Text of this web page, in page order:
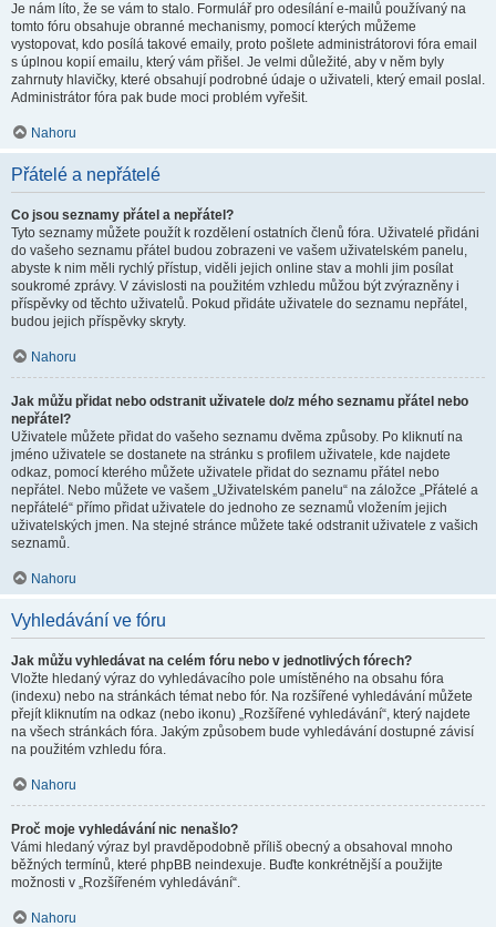
Je nám líto, že se vám to stalo. Formulář pro odesílání e-mailů používaný na
tomto fóru obsahuje obranné mechanismy, pomocí kterých můžeme
vystopovat, kdo posílá takové emaily, proto pošlete administrátorovi fóra email
s úplnou kopií emailu, který vám přišel. Je velmi důležité, aby v něm byly
zahrnuty hlavičky, které obsahují podrobné údaje o uživateli, který email poslal.
Administrátor fóra pak bude moci problém vyřešit.
Nahoru
Přátelé a nepřátelé
Co jsou seznamy přátel a nepřátel?
Tyto seznamy můžete použít k rozdělení ostatních členů fóra. Uživatelé přidáni
do vašeho seznamu přátel budou zobrazeni ve vašem uživatelském panelu,
abyste k nim měli rychlý přístup, viděli jejich online stav a mohli jim posílat
soukromé zprávy. V závislosti na použitém vzhledu můžou být zvýrazněny i
příspěvky od těchto uživatelů. Pokud přidáte uživatele do seznamu nepřátel,
budou jejich příspěvky skryty.
Nahoru
Jak můžu přidat nebo odstranit uživatele do/z mého seznamu přátel nebo
nepřátel?
Uživatele můžete přidat do vašeho seznamu dvěma způsoby. Po kliknutí na
jméno uživatele se dostanete na stránku s profilem uživatele, kde najdete
odkaz, pomocí kterého můžete uživatele přidat do seznamu přátel nebo
nepřátel. Nebo můžete ve vašem „Uživatelském panelu“ na záložce „Přátelé a
nepřátelé“ přímo přidat uživatele do jednoho ze seznamů vložením jejich
uživatelských jmen. Na stejné stránce můžete také odstranit uživatele z vašich
seznamů.
Nahoru
Vyhledávání ve fóru
Jak můžu vyhledávat na celém fóru nebo v jednotlivých fórech?
Vložte hledaný výraz do vyhledávacího pole umístěného na obsahu fóra
(indexu) nebo na stránkách témat nebo fór. Na rozšířené vyhledávání můžete
přejít kliknutím na odkaz (nebo ikonu) „Rozšířené vyhledávání“, který najdete
na všech stránkách fóra. Jakým způsobem bude vyhledávání dostupné závisí
na použitém vzhledu fóra.
Nahoru
Proč moje vyhledávání nic nenašlo?
Vámi hledaný výraz byl pravděpodobně příliš obecný a obsahoval mnoho
běžných termínů, které phpBB neindexuje. Buďte konkrétnější a použijte
možnosti v „Rozšířeném vyhledávání“.
Nahoru